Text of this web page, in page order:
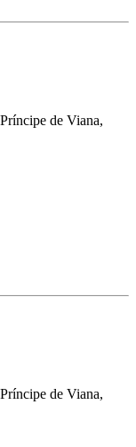
de Viana,
de Viana,